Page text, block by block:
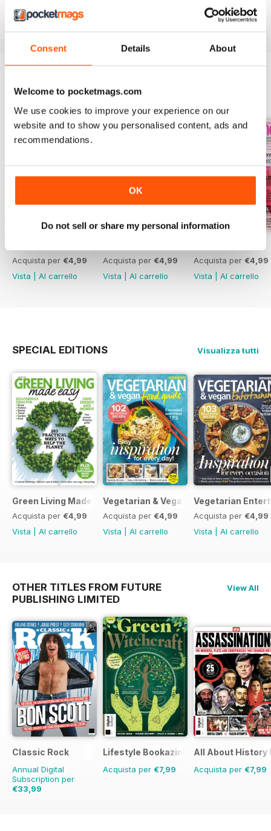
Consent Details About
Welcome to pocketmags.com
We use cookies to improve your experience on our
website and to show you personalised content, ads and
recommendations.
OK
Do not sell or share my personal information
quick and easy midweek meals, alongside special dinner
EDIZIONI INDIETRO
Acquista per €4,99
Vista
Al carrello
Acquista per €4,99
Vista
Al carrello
Acquista per €4,99
Vista
Al carrello
SPECIAL EDITIONS Visualizza tutti
Green Living Made Easy
Acquista per €4,99
Vista
Al carrello
Vegetarian & Vegan Food Guide
Acquista per €4,99
Vista
Al carrello
Vegetarian
Acquista per €4,99
Vista
Al carrello
OTHER TITLES FROM FUTURE
PUBLISHING LIMITED
View All
Classic Rock
Annual Digital
Subscription per
€33,99
Lifestyle Bookazine
Acquista per €7,99
All About History
Acquista per €7,99